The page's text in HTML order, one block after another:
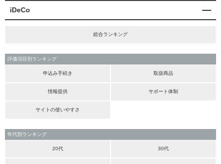
iDeCo
総合ランキング
評価項目別ランキング
申込み手続き 取扱商品
情報提供 サポート体制
サイトの使いやすさ
年代別ランキング
20代 30代